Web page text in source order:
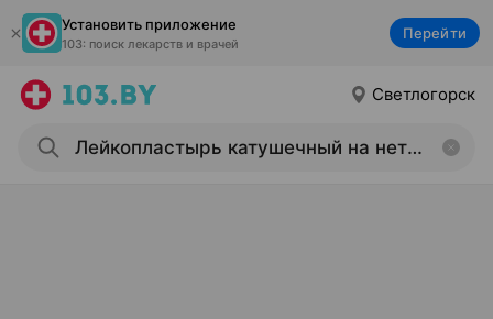
Установить приложение
103: поиск лекарств и врачей
Перейти
Светлогорск